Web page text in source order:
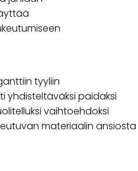
tyyliin
yhdisteltäväksi paidaksi
vaihtoehdoksi
materiaalin ansiosta